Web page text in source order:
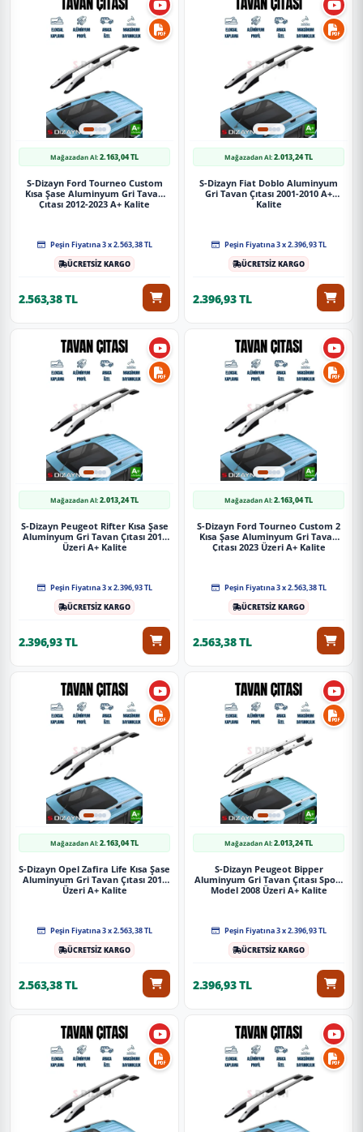
Mağazadan Al:2.163,04 TL
S-Dizayn Ford Tourneo Custom
Kısa Şase Aluminyum Gri Tavan
Çıtası 2012-2023 A+ Kalite
Peşin Fiyatına 3 x 2.563,38 TL
ÜCRETSİZ KARGO
2.563,38 TL
Mağazadan Al:2.013,24 TL
S-Dizayn Fiat Doblo Aluminyum
Gri Tavan Çıtası 2001-2010 A+
Kalite
Peşin Fiyatına 3 x 2.396,93 TL
ÜCRETSİZ KARGO
2.396,93 TL
Mağazadan Al:2.013,24 TL
S-Dizayn Peugeot Rifter Kısa Şase
Aluminyum Gri Tavan Çıtası 2019
Üzeri A+ Kalite
Peşin Fiyatına 3 x 2.396,93 TL
ÜCRETSİZ KARGO
2.396,93 TL
Mağazadan Al:2.163,04 TL
S-Dizayn Ford Tourneo Custom 2
Kısa Şase Aluminyum Gri Tavan
Çıtası 2023 Üzeri A+ Kalite
Peşin Fiyatına 3 x 2.563,38 TL
ÜCRETSİZ KARGO
2.563,38 TL
Mağazadan Al:2.163,04 TL
S-Dizayn Opel Zafira Life Kısa Şase
Aluminyum Gri Tavan Çıtası 2019
Üzeri A+ Kalite
Peşin Fiyatına 3 x 2.563,38 TL
ÜCRETSİZ KARGO
2.563,38 TL
Mağazadan Al:2.013,24 TL
S-Dizayn Peugeot Bipper
Aluminyum Gri Tavan Çıtası Sport
Model 2008 Üzeri A+ Kalite
Peşin Fiyatına 3 x 2.396,93 TL
ÜCRETSİZ KARGO
2.396,93 TL